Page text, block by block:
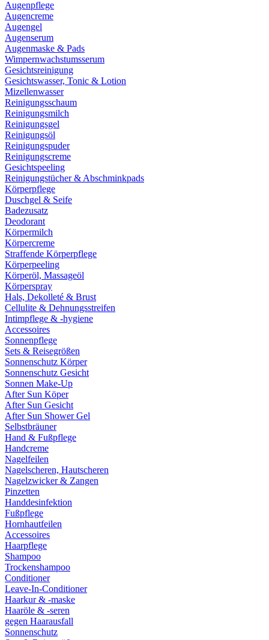
Augenpflege
Augencreme
Augengel
Augenserum
Augenmaske & Pads
Wimpernwachstumsserum
Gesichtsreinigung
Gesichtswasser, Tonic & Lotion
Mizellenwasser
Reinigungsschaum
Reinigungsmilch
Reinigungsgel
Reinigungsöl
Reinigungspuder
Reinigungscreme
Gesichtspeeling
Reinigungstücher & Abschminkpads
Körperpflege
Duschgel & Seife
Badezusatz
Deodorant
Körpermilch
Körpercreme
Straffende Körperpflege
Körperpeeling
Körperöl, Massageöl
Körperspray
Hals, Dekolleté & Brust
Cellulite & Dehnungsstreifen
Intimpflege & -hygiene
Accessoires
Sonnenpflege
Sets & Reisegrößen
Sonnenschutz Körper
Sonnenschutz Gesicht
Sonnen Make-Up
After Sun Köper
After Sun Gesicht
After Sun Shower Gel
Selbstbräuner
Hand & Fußpflege
Handcreme
Nagelfeilen
Nagelscheren, Hautscheren
Nagelzwicker & Zangen
Pinzetten
Handdesinfektion
Fußpflege
Hornhautfeilen
Accessoires
Haarpflege
Shampoo
Trockenshampoo
Conditioner
Leave-In-Conditioner
Haarkur & -maske
Haaröle & -seren
gegen Haarausfall
Sonnenschutz